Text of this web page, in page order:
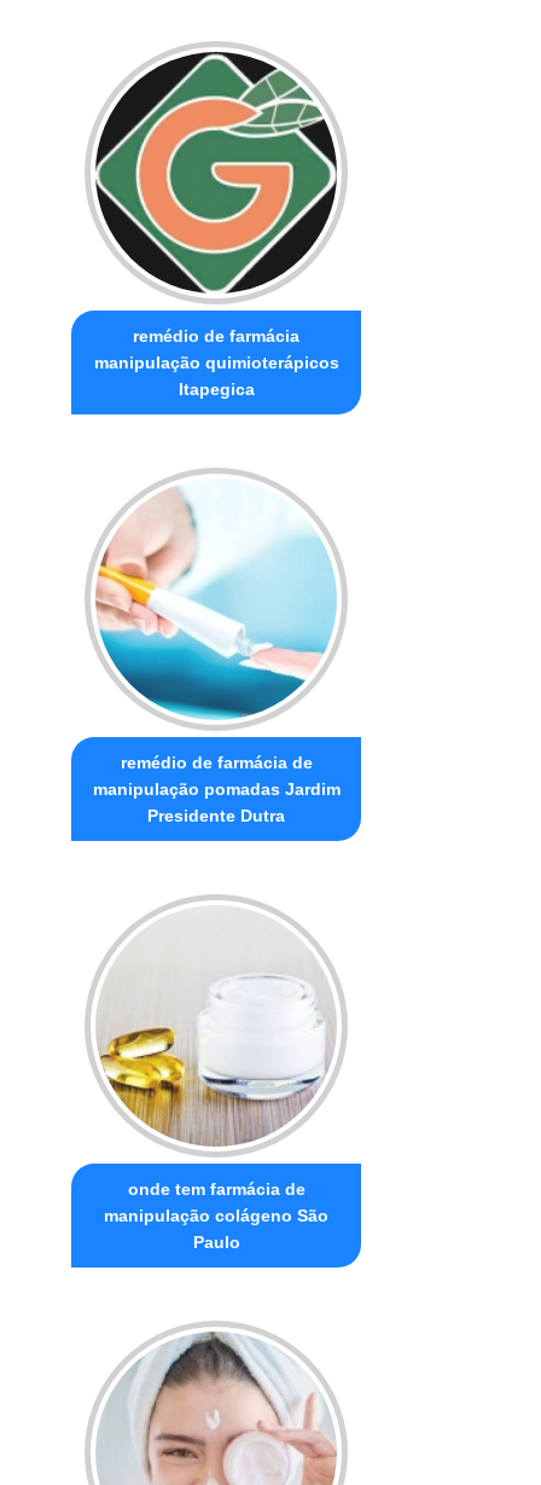
remédio de farmácia
manipulação quimioterápicos
Itapegica
remédio de farmácia de
manipulação pomadas Jardim
Presidente Dutra
onde tem farmácia de
manipulação colágeno São
Paulo